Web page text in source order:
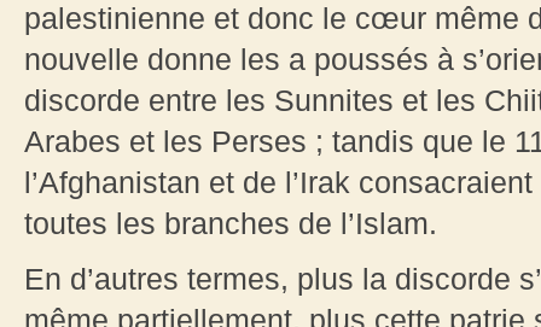
palestinienne et donc le cœur même
nouvelle donne les a poussés à
discorde entre les Sunnites et les
Arabes et les Perses ; tandis que le
l’Afghanistan et de l’Irak
toutes les branches de l’Islam.
En d’autres termes, plus la discorde
même partiellement, plus cette patrie